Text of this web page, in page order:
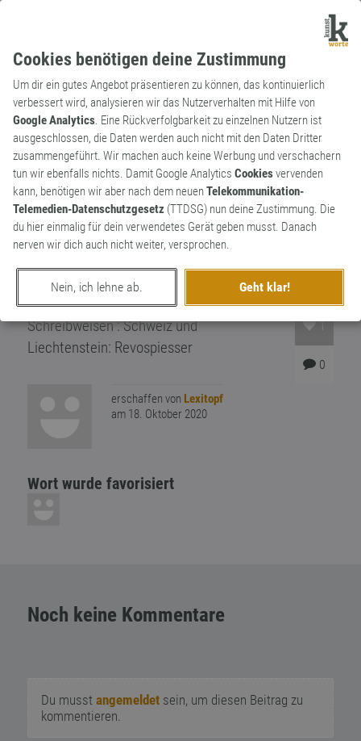
Cookies benötigen deine Zustimmung
Um dir ein gutes Angebot präsentieren zu können, das kontinuierlich
verbessert wird, analysieren wir das Nutzerverhalten mit Hilfe von
Google Analytics. Eine Rückverfolgbarkeit zu einzelnen Nutzern ist
ausgeschlossen, die Daten werden auch nicht mit den Daten Dritter
zusammengeführt. Wir machen auch keine Werbung und verschachern
tun wir ebenfalls nichts. Damit Google Analytics Cookiesvervenden
kann, benötigen wir aber nach dem neuenTelekommunikation-
Telemedien-Datenschutzgesetz (TTDSG) nun deine Zustimmung. Die
du hier einmalig für dein verwendetes Gerät geben musst. Danach
nerven wir dich auch nicht weiter, versprochen.
Nein, ich lehne ab. Geht klar!
Kunstwort
Substantiv
Revospießer
kleinbürgerlicher Mensch mit
revolutionärem Selbstverständnis. Er
zeichnet sich durch geistiger Enge und
Aggression demonstriert er sein
revolutionäres Selbstbild. Alternative
Schreibweisen : Schweiz und
Liechtenstein: Revospiesser
1
0
erschaffen von Lexitopf
am 18. Oktober 2020
Wort wurde favorisiert
Noch keine Kommentare
Du musst angemeldetsein, um diesen Beitrag zu
kommentieren.